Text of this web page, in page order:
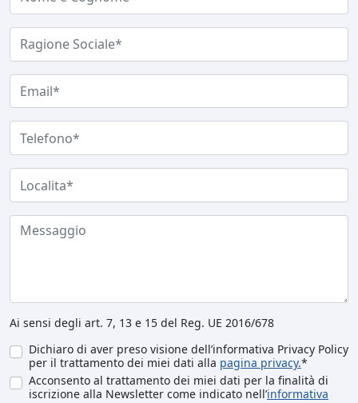
Ai sensi degli art. 7, 13 e 15 del Reg. UE 2016/678
Dichiaro di aver preso visione dell’informativa Privacy Policy
per il trattamento dei miei dati alla pagina privacy.*
Acconsento al trattamento dei miei dati per la finalità di
iscrizione alla Newsletter come indicato nell’informativa